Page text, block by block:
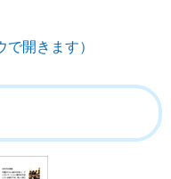
で開きます）